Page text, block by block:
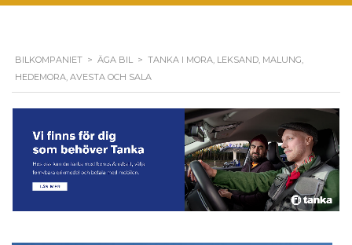
BILKOMPANIET > ÄGA BIL > TANKA I MORA, LEKSAND, MALUNG,
HEDEMORA, AVESTA OCH SALA